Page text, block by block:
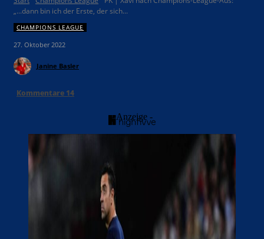
„...dann bin ich der Erste, der sich...
CHAMPIONS LEAGUE
27. Oktober 2022
Janine Basler
Kommentare 14
- Anzeige -